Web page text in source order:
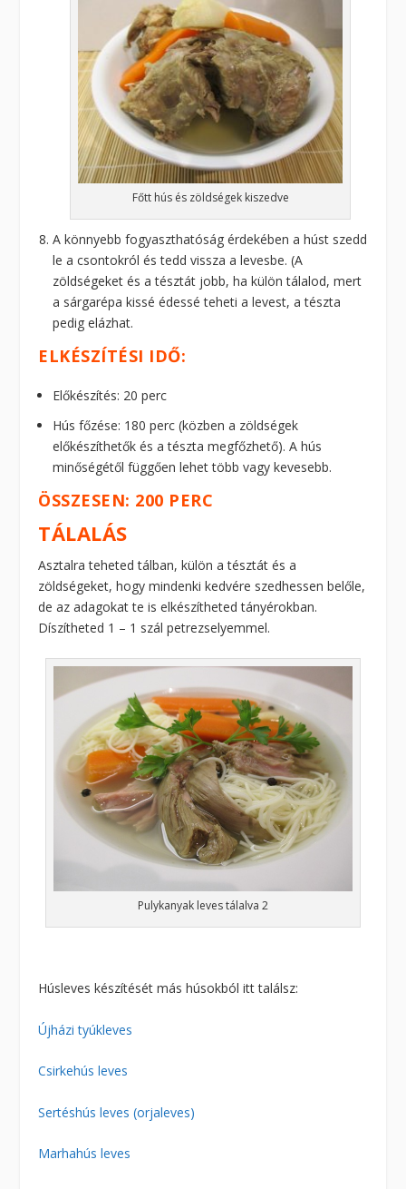
Főtt hús és zöldségek kiszedve
A könnyebb fogyaszthatóság érdekében a húst szedd
le a csontokról és tedd vissza a levesbe. (A
zöldségeket és a tésztát jobb, ha külön tálalod, mert
a sárgarépa kissé édessé teheti a levest, a tészta
pedig elázhat.
ELKÉSZÍTÉSI IDŐ:
Előkészítés: 20 perc
Hús főzése: 180 perc (közben a zöldségek
előkészíthetők és a tészta megfőzhető). A hús
minőségétől függően lehet több vagy kevesebb.
ÖSSZESEN: 200 PERC
TÁLALÁS
Asztalra teheted tálban, külön a tésztát és a
zöldségeket, hogy mindenki kedvére szedhessen belőle,
de az adagokat te is elkészítheted tányérokban.
Díszítheted 1 – 1 szál petrezselyemmel.
Pulykanyak leves tálalva 2
Húsleves készítését más húsokból itt találsz:
Újházi tyúkleves
Csirkehús leves
Sertéshús leves (orjaleves)
Marhahús leves